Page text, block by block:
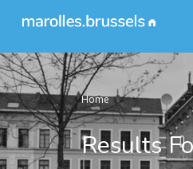
Home
Results